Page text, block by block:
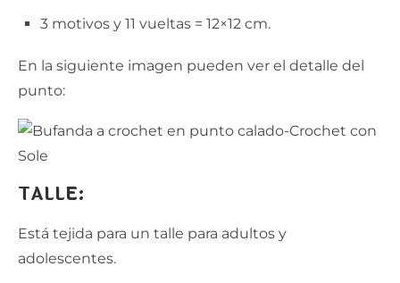
3 motivos y 11 vueltas = 12×12 cm.
En la siguiente imagen pueden ver el detalle del
punto:
TALLE:
Está tejida para un talle para adultos y
adolescentes.